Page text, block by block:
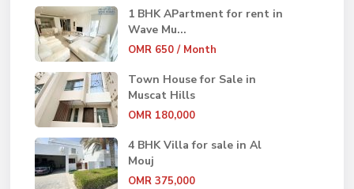
1 BHK APartment for rent in
Wave Mu...
OMR 650/ Month
Town House for Sale in
Muscat Hills
OMR 180,000
4 BHK Villa for sale in Al
Mouj
OMR 375,000